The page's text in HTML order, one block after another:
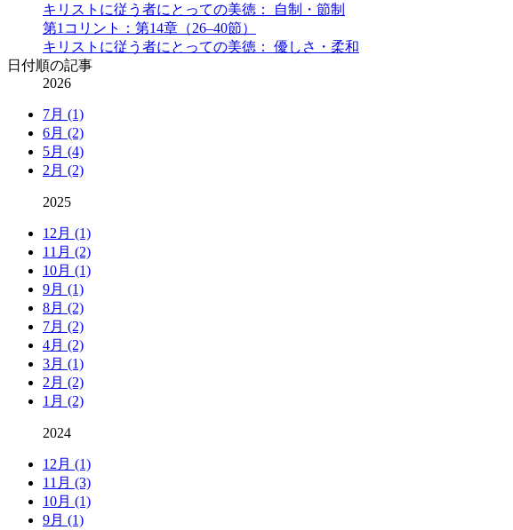
キリストに従う者にとっての美徳： 自制・節制
第1コリント：第14章（26–40節）
キリストに従う者にとっての美徳： 優しさ・柔和
日付順の記事
2026
7月 (1)
6月 (2)
5月 (4)
2月 (2)
2025
12月 (1)
11月 (2)
10月 (1)
9月 (1)
8月 (2)
7月 (2)
4月 (2)
3月 (1)
2月 (2)
1月 (2)
2024
12月 (1)
11月 (3)
10月 (1)
9月 (1)